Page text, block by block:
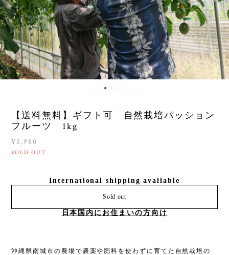
【送料無料】ギフト可 自然栽培パッション
フルーツ 1kg
¥5,980
SOLD OUT
International shipping available
Sold out
日本国内にお住まいの方向け
沖縄県南城市の農場で農薬や肥料を使わずに育てた自然栽培の